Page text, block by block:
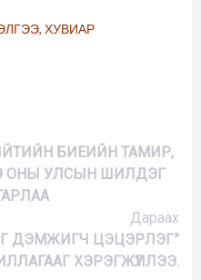
ХУВИАР
БИЕИЙН ТАМИР,
ОНЫ УЛСЫН ШИЛДЭГ
Дараах
ДЭМЖИГЧ ЦЭЦЭРЛЭГ”
ХЭРЭГЖҮҮЛЛЭЭ.